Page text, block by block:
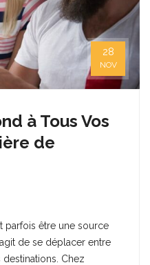
à Tous Vos
de
28
NOV
parfois être une source
de se déplacer entre
destinations. Chez